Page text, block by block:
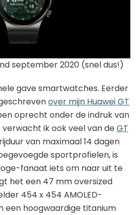
september 2020 (snel dus!)
gave smartwatches. Eerder
over mijn Huawei GT
oprecht onder de indruk van
ik ook veel van deGT
van maximaal 14 dagen
sportprofielen, is
fanaat iets om naar uit te
het een 47 mm oversized
454 x 454 AMOLED-
een hoogwaardige titanium